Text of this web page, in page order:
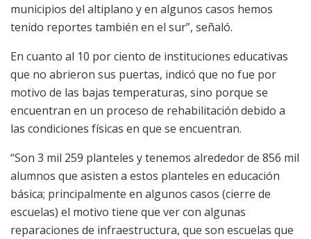
municipios del altiplano y en algunos casos hemos
tenido reportes también en el sur”, señaló.
En cuanto al 10 por ciento de instituciones educativas
que no abrieron sus puertas, indicó que no fue por
motivo de las bajas temperaturas, sino porque se
encuentran en un proceso de rehabilitación debido a
las condiciones físicas en que se encuentran.
“Son 3 mil 259 planteles y tenemos alrededor de 856 mil
alumnos que asisten a estos planteles en educación
básica; principalmente en algunos casos (cierre de
escuelas) el motivo tiene que ver con algunas
reparaciones de infraestructura, que son escuelas que